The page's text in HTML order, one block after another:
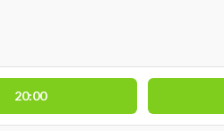
20:00